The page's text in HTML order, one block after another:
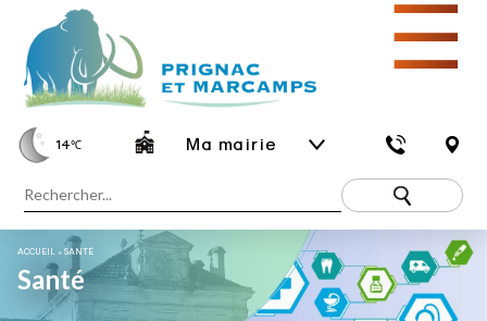
14℃ Ma mairie
☰
ACCUEIL »SANTÉ
Santé